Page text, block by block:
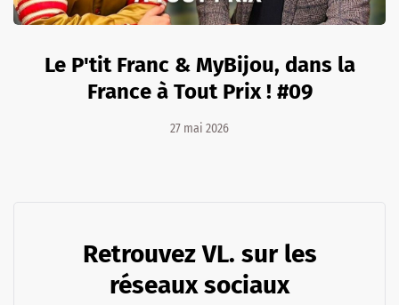
Le P'tit Franc & MyBijou, dans la
France à Tout Prix ! #09
27 mai 2026
Retrouvez VL. sur les
réseaux sociaux